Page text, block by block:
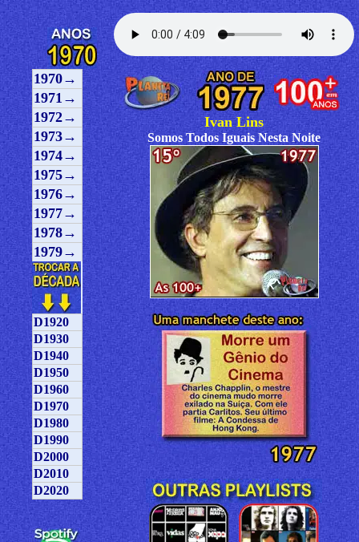
1970→
1971→
1972→
1973→
1974→
1975→
1976→
1977→
1978→
1979→
D1920
D1930
D1940
D1950
D1960
D1970
D1980
D1990
D2000
D2010
D2020
Ivan Lins
Somos Todos Iguais Nesta Noite